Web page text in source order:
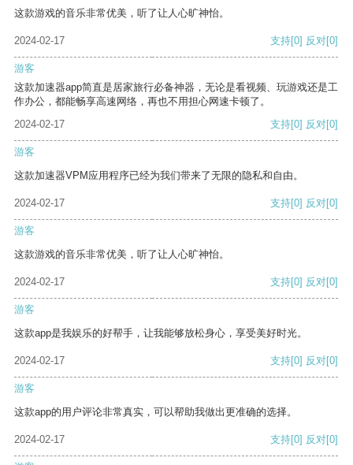
这款游戏的音乐非常优美，听了让人心旷神怡。
2024-02-17 支持[0] 反对[0]
游客
这款加速器app简直是居家旅行必备神器，无论是看视频、玩游戏还是工
作办公，都能畅享高速网络，再也不用担心网速卡顿了。
2024-02-17
支持[0] 反对[0]
游客
这款加速器VPM应用程序已经为我们带来了无限的隐私和自由。
2024-02-17 支持[0] 反对[0]
游客
这款游戏的音乐非常优美，听了让人心旷神怡。
2024-02-17 支持[0] 反对[0]
游客
这款app是我娱乐的好帮手，让我能够放松身心，享受美好时光。
2024-02-17 支持[0] 反对[0]
游客
这款app的用户评论非常真实，可以帮助我做出更准确的选择。
2024-02-17 支持[0] 反对[0]